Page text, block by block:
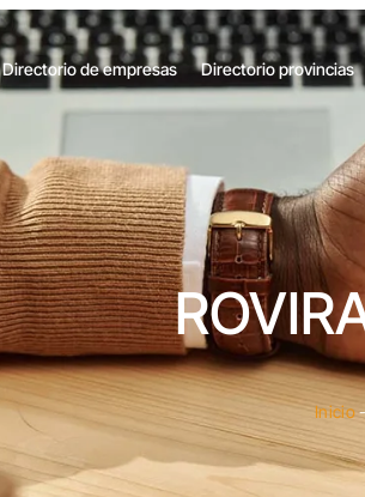
Directorio de empresas Directorio provincias
Inicio